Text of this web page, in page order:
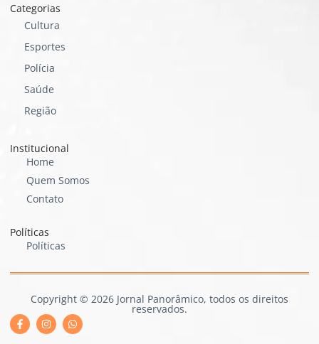
Categorias
Cultura
Esportes
Polícia
Saúde
Região
Institucional
Home
Quem Somos
Contato
Políticas
Políticas
Copyright © 2026 Jornal Panorâmico, todos os direitos
reservados.